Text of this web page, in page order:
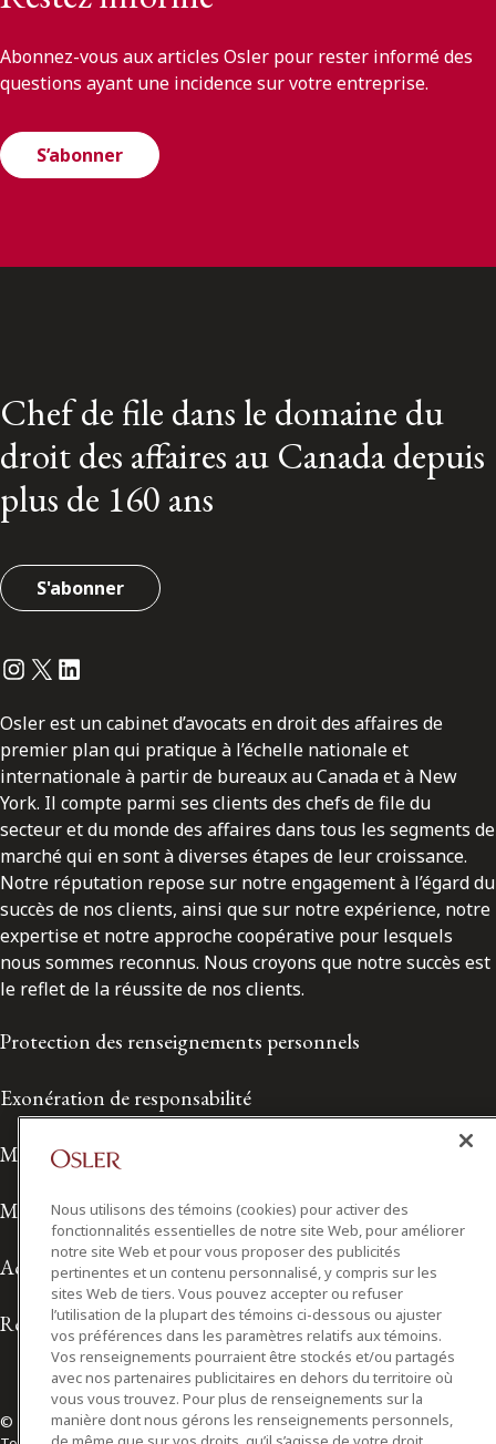
Abonnez-vous aux articles Osler pour rester informé des
questions ayant une incidence sur votre entreprise.
S’abonner
Chef de file dans le domaine du
droit des affaires au Canada depuis
plus de 160 ans
S'abonner
Instagram
Twitter
LinkedIn
Osler est un cabinet d’avocats en droit des affaires de
premier plan qui pratique à l’échelle nationale et
internationale à partir de bureaux au Canada et à New
York. Il compte parmi ses clients des chefs de file du
secteur et du monde des affaires dans tous les segments de
marché qui en sont à diverses étapes de leur croissance.
Notre réputation repose sur notre engagement à l’égard du
succès de nos clients, ainsi que sur notre expérience, notre
expertise et notre approche coopérative pour lesquels
nous sommes reconnus. Nous croyons que notre succès est
le reflet de la réussite de nos clients.
Protection des renseignements personnels
Exonération de responsabilité
Modalités de prestation de services
Modalités d'utilisation
Accessibilité
Relations avec les médias
© 2026 Osler, Hoskin & Harcourt S.E.N.C.R.L./s.r.l.
Nous utilisons des témoins (cookies) pour activer des
fonctionnalités essentielles de notre site Web, pour améliorer
notre site Web et pour vous proposer des publicités
pertinentes et un contenu personnalisé, y compris sur les
sites Web de tiers. Vous pouvez accepter ou refuser
l’utilisation de la plupart des témoins ci-dessous ou ajuster
vos préférences dans les paramètres relatifs aux témoins.
Vos renseignements pourraient être stockés et/ou partagés
avec nos partenaires publicitaires en dehors du territoire où
vous vous trouvez. Pour plus de renseignements sur la
manière dont nous gérons les renseignements personnels,